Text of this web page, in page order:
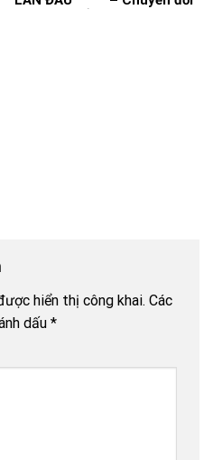
hiển thị công khai. Các
dấu *